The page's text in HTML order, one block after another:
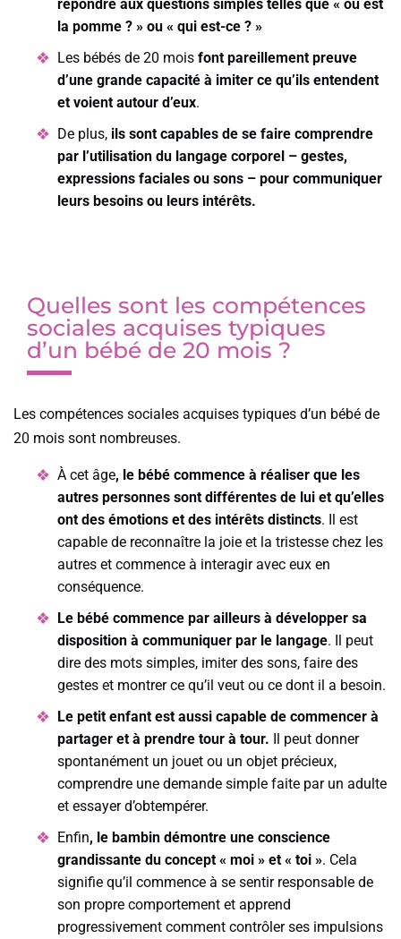
répondre aux questions simples telles que « où est
la pomme ? » ou « qui est-ce ? »
Les bébés de 20 mois font pareillement preuve
d’une grande capacité à imiter ce qu’ils entendent
et voient autour d’eux.
De plus, ils sont capables de se faire comprendre
par l’utilisation du langage corporel – gestes,
expressions faciales ou sons – pour communiquer
leurs besoins ou leurs intérêts.
Quelles sont les compétences
sociales acquises typiques
d’un bébé de 20 mois ?
Les compétences sociales acquises typiques d’un bébé de
20 mois sont nombreuses.
À cet âge, le bébé commence à réaliser que les
autres personnes sont différentes de lui et qu’elles
ont des émotions et des intérêts distincts. Il est
capable de reconnaître la joie et la tristesse chez les
autres et commence à interagir avec eux en
conséquence.
Le bébé commence par ailleurs à développer sa
disposition à communiquer par le langage. Il peut
dire des mots simples, imiter des sons, faire des
gestes et montrer ce qu’il veut ou ce dont il a besoin.
Le petit enfant est aussi capable de commencer à
partager et à prendre tour à tour. Il peut donner
spontanément un jouet ou un objet précieux,
comprendre une demande simple faite par un adulte
et essayer d’obtempérer.
Enfin, le bambin démontre une conscience
grandissante du concept « moi » et « toi ». Cela
signifie qu’il commence à se sentir responsable de
son propre comportement et apprend
progressivement comment contrôler ses impulsions